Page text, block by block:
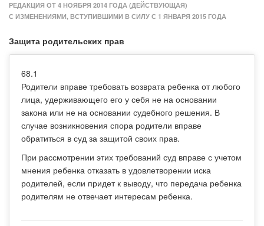
РЕДАКЦИЯ ОТ 4 НОЯБРЯ 2014 ГОДА (ДЕЙСТВУЮЩАЯ)
С ИЗМЕНЕНИЯМИ, ВСТУПИВШИМИ В СИЛУ С 1 ЯНВАРЯ 2015 ГОДА
Защита родительских прав
68.1
Родители вправе требовать возврата ребенка от любого
лица, удерживающего его у себя не на основании
закона или не на основании судебного решения. В
случае возникновения спора родители вправе
обратиться в суд за защитой своих прав.
При рассмотрении этих требований суд вправе с учетом
мнения ребенка отказать в удовлетворении иска
родителей, если придет к выводу, что передача ребенка
родителям не отвечает интересам ребенка.